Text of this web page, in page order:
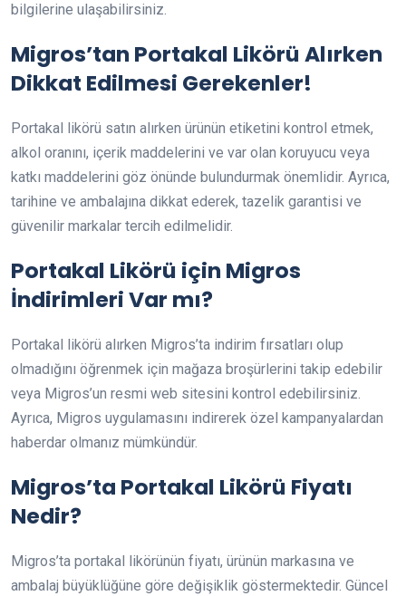
bilgilerine ulaşabilirsiniz.
Migros’tan Portakal Likörü Alırken
Dikkat Edilmesi Gerekenler!
Portakal likörü satın alırken ürünün etiketini kontrol etmek,
alkol oranını, içerik maddelerini ve var olan koruyucu veya
katkı maddelerini göz önünde bulundurmak önemlidir. Ayrıca,
tarihine ve ambalajına dikkat ederek, tazelik garantisi ve
güvenilir markalar tercih edilmelidir.
Portakal Likörü için Migros
İndirimleri Var mı?
Portakal likörü alırken Migros’ta indirim fırsatları olup
olmadığını öğrenmek için mağaza broşürlerini takip edebilir
veya Migros’un resmi web sitesini kontrol edebilirsiniz.
Ayrıca, Migros uygulamasını indirerek özel kampanyalardan
haberdar olmanız mümkündür.
Migros’ta Portakal Likörü Fiyatı
Nedir?
Migros’ta portakal likörünün fiyatı, ürünün markasına ve
ambalaj büyüklüğüne göre değişiklik göstermektedir. Güncel